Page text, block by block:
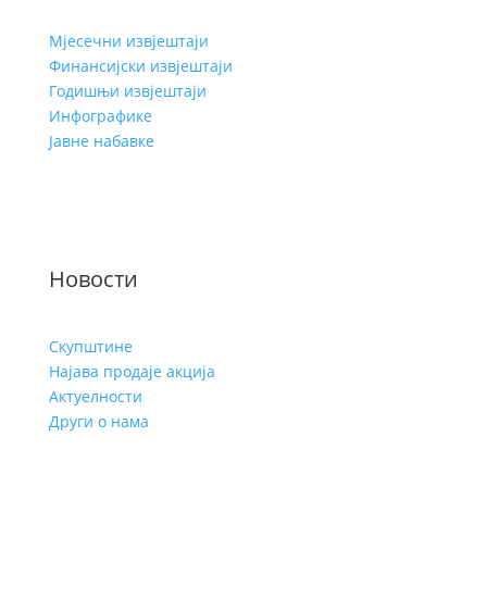
Мјесечни извјештаји
Финансијски извјештаји
Годишњи извјештаји
Инфографике
Јавне набавке
Новости
Скупштине
Најава продаје акција
Актуелности
Други о нама